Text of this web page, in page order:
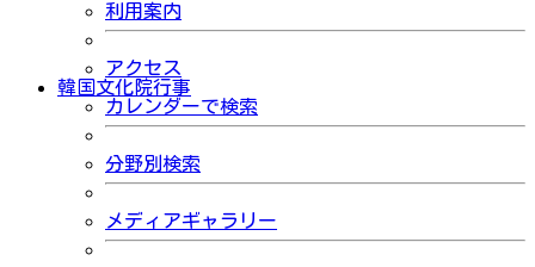
利用案内
アクセス
韓国文化院行事
カレンダーで検索
分野別検索
メディアギャラリー